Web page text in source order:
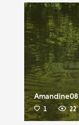
Amandine08
1 22